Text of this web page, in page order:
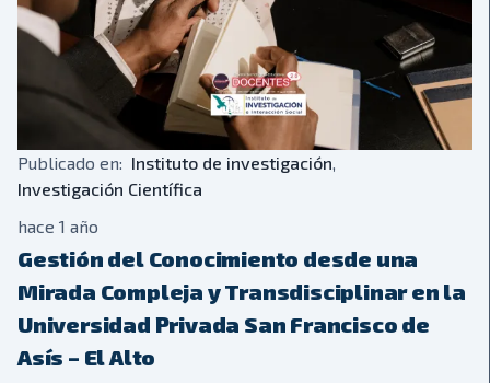
Publicado en: Instituto de investigación,
Investigación Científica
hace 1 año
Gestión del Conocimiento desde una
Mirada Compleja y Transdisciplinar en la
Universidad Privada San Francisco de
Asís – El Alto